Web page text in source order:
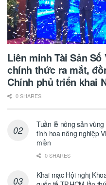
Liên minh Tài Sản Số
chính thức ra mắt,
Chính phủ triển khai
0 SHARES
Tuần lễ nông sản
tinh hoa nông nghiệp
miền
0 SHARES
Khai mạc Hội nghị